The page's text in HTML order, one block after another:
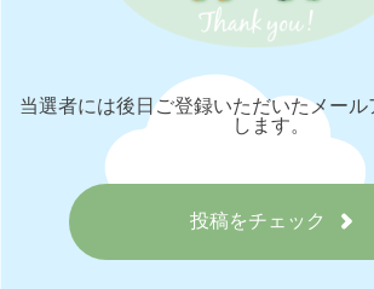
当選者には後日ご登録いただいたメー
します。
投稿をチェック